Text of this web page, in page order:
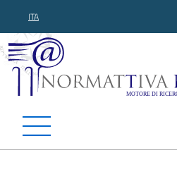
ITA
Normattiva